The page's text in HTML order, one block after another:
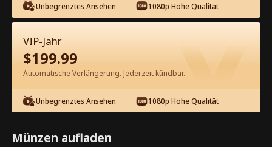
Episode 41 - Lady Boss nimmt es mit
Vegas Bullies auf Kompletter Film
0-49 50-80
41 42 44 45
Unbegrenztes Ansehen 1080p Hohe Qualität
VIP-Jahr
$199.99
Automatische Verlängerung. Jederzeit kündbar.
Unbegrenztes Ansehen 1080p Hohe Qualität
Münzen aufladen